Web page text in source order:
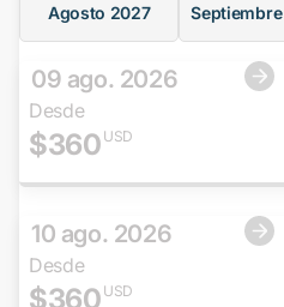
Agosto 2027 Septiembre
09 ago. 2026
Desde
$360 USD
10 ago. 2026
Desde
$360 USD